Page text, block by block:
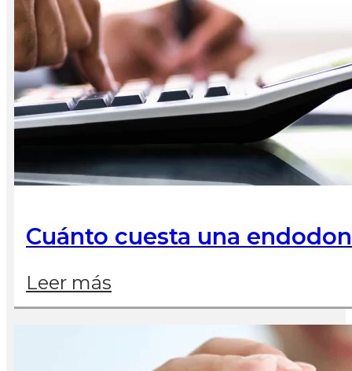
Cuánto cuesta una
Leer más